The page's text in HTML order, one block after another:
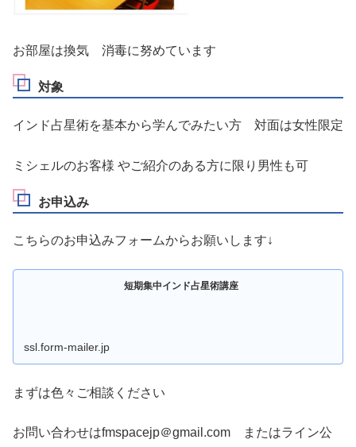
お部屋は換気 消毒に努めています
対象
インド占星術を基本から学んでみたい方 対面は女性限定
ミシェルのお客様 やご紹介のある方に限り男性も可
お申込み
こちらのお申込みフォームからお願いします↓
短期集中インド占星術講座
ssl.form-mailer.jp
まずは色々ご相談ください
お問い合わせはfmspacejp＠gmail.com またはライン公